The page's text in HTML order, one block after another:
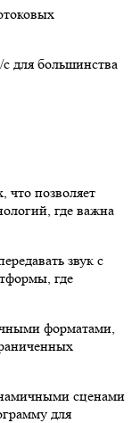
для большинства
что позволяет
где важна
звук с
где
форматами,
сценами
для